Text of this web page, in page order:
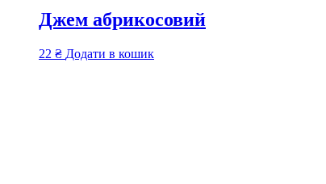
Джем абрикосовий
22 ₴ Додати в кошик